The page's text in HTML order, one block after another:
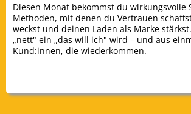
Diesen Monat bekommst du wirkungsvolle
Methoden, mit denen du Vertrauen
weckst und deinen Laden als Marke
„nett" ein „das will ich" wird – und aus
Kund:innen, die wiederkommen.